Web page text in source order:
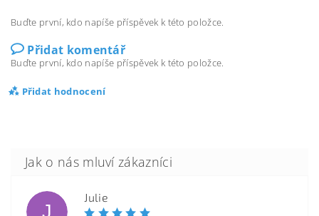
Buďte první, kdo napíše příspěvek k této položce.
Přidat komentář
Buďte první, kdo napíše příspěvek k této položce.
Přidat hodnocení
J
Julie